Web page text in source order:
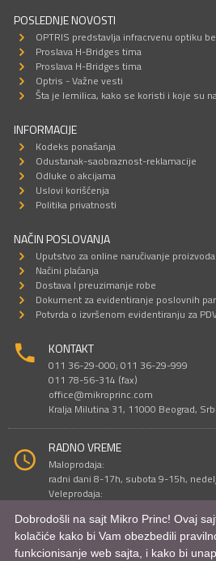
POSLEDNJE NOVOSTI
OPTRIS predstavlja infracrvenu optiku
Proslava H-Bridges tima
Proslava H-Bridges tima
Optris - Važne vesti
Šta je lemilica, kako se koristi i koje su
INFORMACIJE
Kodeks ponašanja
Odustanak-saobraznost-reklamacije
Odluke o akcijama
Uslovi korišćenja
Politika privatnosti
NAČIN POSLOVANJA
Uputstvo za online naručivanje proizvoda
Načini plaćanja
Dostava I preuzimanje robe
Dokument za evidentiranje poslovnih
Potvrda o izvršenom evidentiranju za
KONTAKT
011 36-29-000; 011 36-29-999
011 78-56-314 (fax)
office@mikroprinc.com
Kralja Milutina 31, 11000 Beograd,
RADNO VREME
Maloprodaja:
radni dani 8-17h, subota 9-15h,
Veleprodaja:
Dobrodošli na sajt Mikro Princ! Ovaj
kolačiće kako bi Vam obezbedili
funkcionisanje web sajta, i kako bi